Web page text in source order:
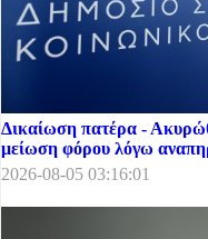
Δικαίωση πατέρα -
μείωση φόρου λόγω
2026-08-05 03:16:01